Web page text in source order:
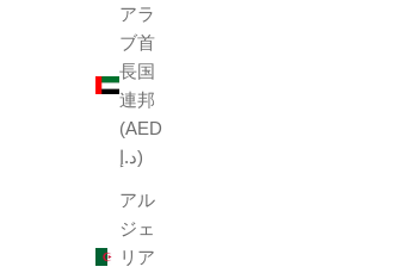
アラ
ブ首
長国
連邦
(AED
د.إ)
アル
ジェ
リア